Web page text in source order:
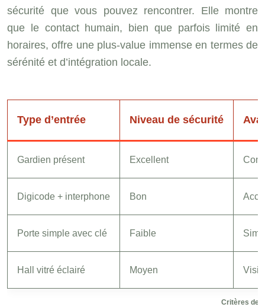
sécurité que vous pouvez rencontrer. Elle montre
que le contact humain, bien que parfois limité en
horaires, offre une plus-value immense en termes de
sérénité et d’intégration locale.
Critères de
Type d’entrée Niveau de sécurité
Gardien présent Excellent
Digicode + interphone Bon
Porte simple avec clé Faible
Hall vitré éclairé Moyen